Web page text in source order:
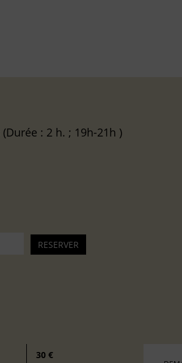
(Durée : 2 h. ; 19h-21h )
30 €